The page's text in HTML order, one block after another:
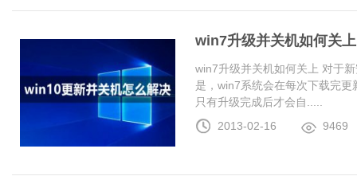
win7升级并关机如何关上
win7升级并关机如何关上 对于
是，win7系统会在每次下载完
只有升级完成后才会自.....
2013-02-16
9469